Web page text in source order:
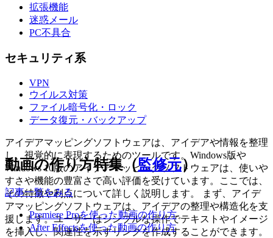
拡張機能
迷惑メール
PC不具合
セキュリティ系
VPN
ウイルス対策
ファイル暗号化・ロック
データ復元・バックアップ
アイデアマッピングソフトウェアは、アイデアや情報を整理
し、視覚的に表現するためのツールです。Windows版や
Windows 10版のアイデアマッピングソフトウェアは、使いや
すさや機能の豊富さで高い評価を受けています。ここでは、
その特徴や利点について詳しく説明します。 まず、アイデ
アマッピングソフトウェアは、アイデアの整理や構造化を支
援します。ユーザーはシンプルな操作でテキストやイメージ
を挿入し、関連性を示すリンクを作成することができます。
動画の作り方特集（監修元）
記事一覧をみる
Premiere Proを使った動画の作り方
After Effectsを使った動画の作り方